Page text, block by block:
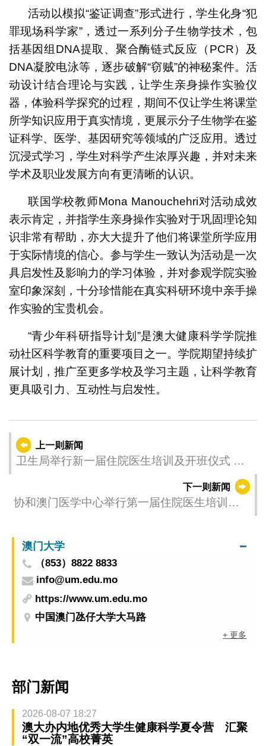
活动以模拟“鉴证调查”形式进行，学生化身“犯
罪现场科学家”，透过一系列分子生物学技术，包
括基因组DNA提取、聚合酶链式反应（PCR）及
DNA凝胶电泳等，逐步破解“窃贼”的神秘案件。活
动设计结合理论与实践，让学生亲身操作实验仪
器，体验科学探究的过程，期间不仅让学生将课堂
所学知识应用于真实情境，更展示分子生物学在鉴
证科学、医学、基因研究等领域的广泛应用。透过
沉浸式学习，学生对科学产生浓厚兴趣，并对未来
学术及职业发展方向有更清晰的认识。
联国学校教师Mona Manouchehri对活动成效
表示肯定，并指学生亲身操作实验对于巩固理论知
识非常有帮助，亦大大提升了他们将课堂所学应用
于实际情境的信心。参与学生一致认为活动是一次
具启发性及影响力的学习体验，并对参观学院实验
室印象深刻，十分珍惜能在真实科研环境中亲手操
作实验的宝贵机会。
“青少年科研指导计划”是澳大健康科学学院推
动社区科学教育的重要项目之一。学院期望持续扩
展计划，推广至更多学校及学习主题，让科学教育
更具吸引力、互动性与启发性。
上一则新闻
卫生局举行新一届住院医生培训及开班仪式 充
下一则新闻
协和澳门医学中心举行第一届住院医生培训计
澳门大学
（853）8822 8833
info@um.edu.mo
https://www.um.edu.mo
中国澳门氹仔大学大马路
+ 更多
部门新闻
2026-08-07 18:27
澳大办内地优秀大学生健康科学夏令营 汇聚
“双一流”高校菁英